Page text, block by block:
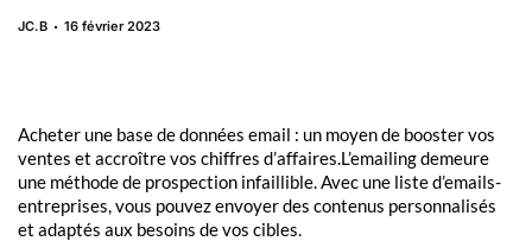
JC.B 16 février 2023
Acheter une base de données email : un moyen de booster vos
ventes et accroître vos chiffres d’affaires.L’emailing demeure
une méthode de prospection infaillible. Avec une liste d’emails-
entreprises, vous pouvez envoyer des contenus personnalisés
et adaptés aux besoins de vos cibles.